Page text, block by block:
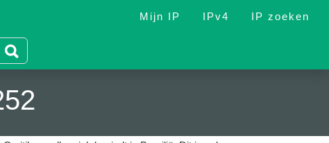
Mijn IP IPv4 IP zoeken